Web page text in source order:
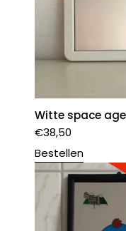
Witte space
€38,50
Bestellen